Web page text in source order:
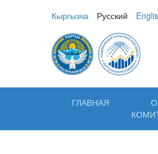
Кыргызча Русский
ГЛАВНАЯ
О